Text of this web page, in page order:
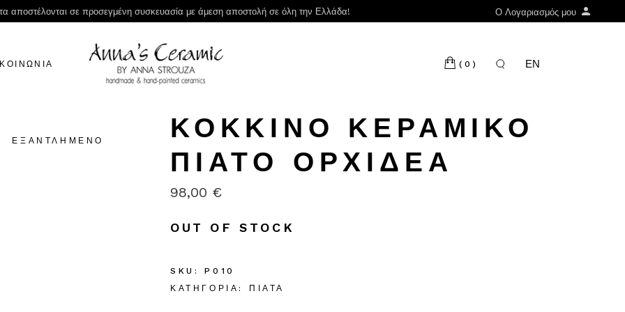
αποστέλονται σε προσεγμένη συσκευασία με άμεση αποστολή σε όλη την Ελλάδα! Ο Λογαριασμός μου
(0) ΕΝ
ΕΞΑΝΤΛΗΜΈΝΟ
ΚΌΚΚΙΝΟ ΚΕΡΑΜΙΚΌ
ΠΙΆΤΟ ΟΡΧΙΔΈΑ
98,00 €
OUT OF STOCK
SKU:
P010
ΚΑΤΗΓΟΡΊΑ:
ΠΙΆΤΑ